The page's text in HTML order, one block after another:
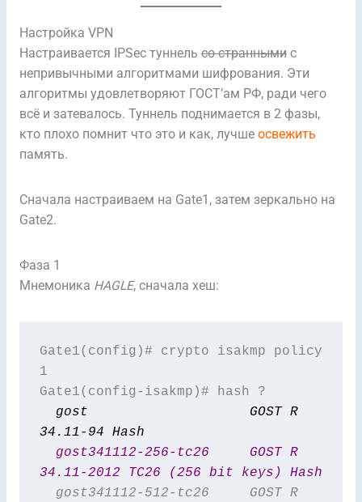
Настройка VPN
Настраивается IPSec туннель со страннымис
непривычными алгоритмами шифрования. Эти
алгоритмы удовлетворяют ГОСТ’ам РФ, ради чего
всё и затевалось. Туннель поднимается в 2 фазы,
кто плохо помнит что это и как, лучше освежить
память.
Сначала настраиваем на Gate1, затем зеркально на
Gate2.
Фаза 1
Мнемоника HAGLE, сначала хеш:
Gate1(config)# crypto isakmp policy
1
34.11-94 Hash
34.11-2012 TC26 (256 bit keys) Hash